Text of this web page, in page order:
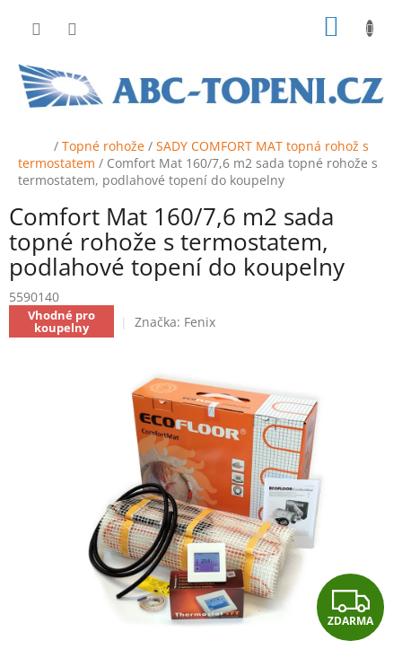
Domů
/ Topné rohože / SADY COMFORT MAT topná rohož s
termostatem / Comfort Mat 160/7,6 m2 sada topné rohože s
termostatem, podlahové topení do koupelny
Comfort Mat 160/7,6 m2 sada
topné rohože s termostatem,
podlahové topení do koupelny
5590140
Vhodné pro
koupelny Značka: Fenix
Z
D
ZDARMA